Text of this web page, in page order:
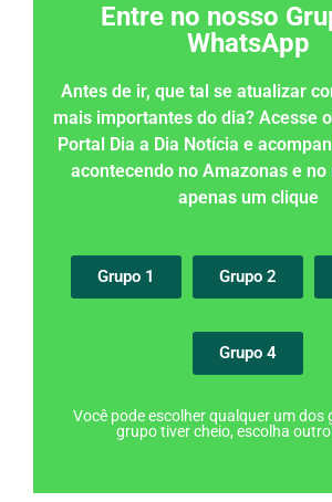
Entre no nosso
WhatsApp
Antes de ir, que tal se atualizar
mais importantes do dia? Acesse
Portal Dia a Dia Notícia e
acontecendo no Amazonas e no
apenas um clique
Grupo 1 Grupo 2
Grupo 4
Você pode escolher qualquer um dos
grupo tiver cheio, escolha